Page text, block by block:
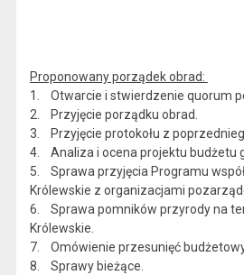
Proponowany porządek obrad:
1. Otwarcie i stwierdzenie quorum
2. Przyjęcie porządku obrad.
3. Przyjęcie protokołu z
4. Analiza i ocena projektu budżetu
5. Sprawa przyjęcia Programu
Królewskie z organizacjami
6. Sprawa pomników przyrody na
Królewskie.
7. Omówienie przesunięć
8. Sprawy bieżące.